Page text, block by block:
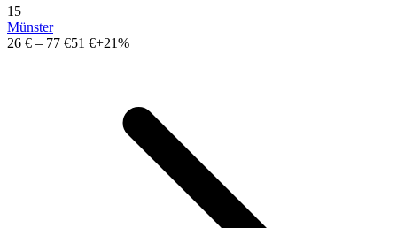
15
Münster
26 € – 77 €51 €+21%